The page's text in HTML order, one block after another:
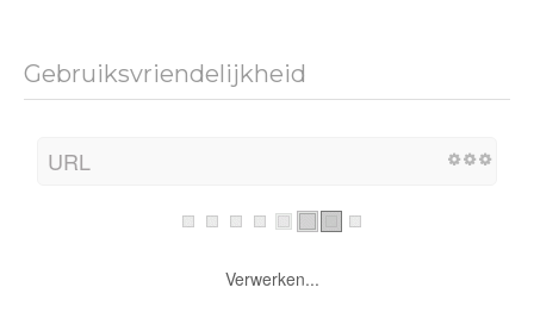
Gebruiksvriendelijkheid
URL
Verwerken...